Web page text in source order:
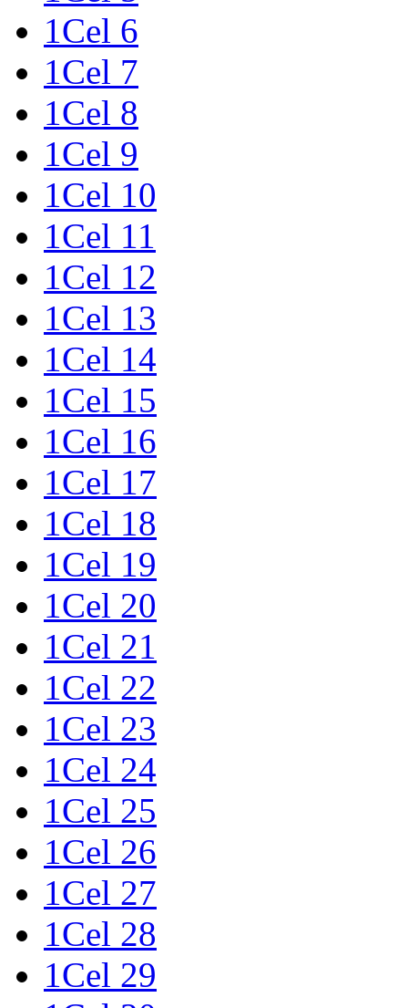
1Cel 6
1Cel 7
1Cel 8
1Cel 9
1Cel 10
1Cel 11
1Cel 12
1Cel 13
1Cel 14
1Cel 15
1Cel 16
1Cel 17
1Cel 18
1Cel 19
1Cel 20
1Cel 21
1Cel 22
1Cel 23
1Cel 24
1Cel 25
1Cel 26
1Cel 27
1Cel 28
1Cel 29